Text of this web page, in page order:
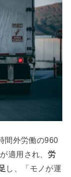
間外労働の960
が適用され、 労
し、「モノが運